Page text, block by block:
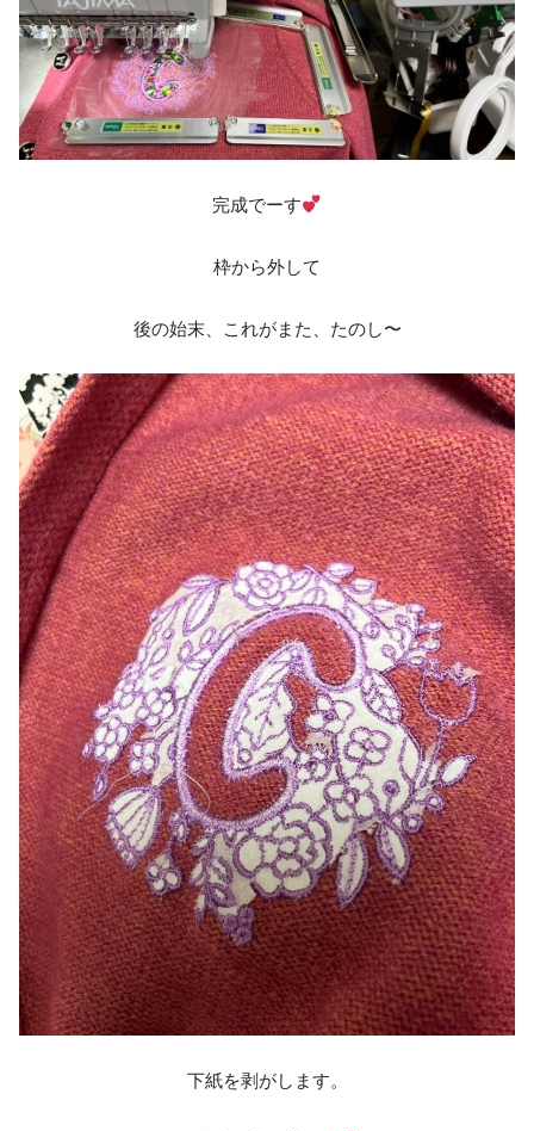
完成でーす
枠から外して
後の始末、これがまた、たのし〜
下紙を剥がします。